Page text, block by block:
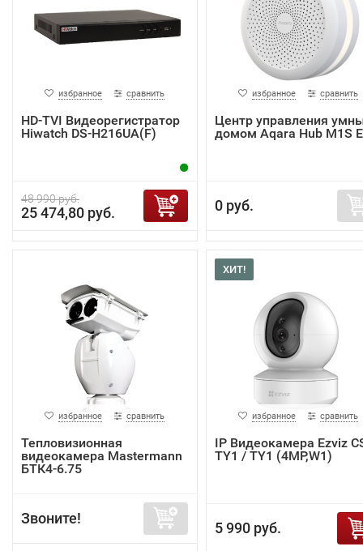
избранное сравнить
HD-TVI Видеорегистратор
Hiwatch DS-H216UA(F)
48 990 руб.
25 474,80 руб.
избранное сравнить
Центр управления
домом Aqara Hub M1S
0 руб.
избранное сравнить
Тепловизионная
видеокамера Mastermann
БТК4-6.75
Звоните!
ХИТ!
избранное сравнить
IP Видеокамера Ezviz
TY1 / TY1 (4MP,W1)
5 990 руб.